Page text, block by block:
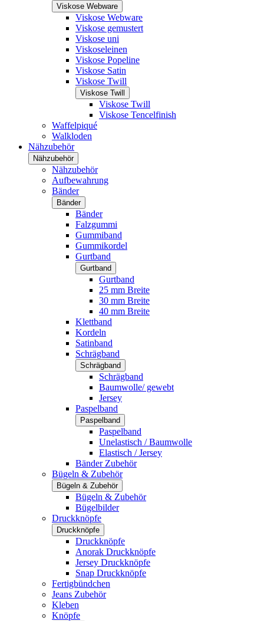
Viskose Webware
Viskose Webware
Viskose gemustert
Viskose uni
Viskoseleinen
Viskose Popeline
Viskose Satin
Viskose Twill
Viskose Twill
Viskose Twill
Viskose Tencelfinish
Waffelpiqué
Walkloden
Nähzubehör
Nähzubehör
Nähzubehör
Aufbewahrung
Bänder
Bänder
Bänder
Falzgummi
Gummiband
Gummikordel
Gurtband
Gurtband
Gurtband
25 mm Breite
30 mm Breite
40 mm Breite
Klettband
Kordeln
Satinband
Schrägband
Schrägband
Schrägband
Baumwolle/ gewebt
Jersey
Paspelband
Paspelband
Paspelband
Unelastisch / Baumwolle
Elastisch / Jersey
Bänder Zubehör
Bügeln & Zubehör
Bügeln & Zubehör
Bügeln & Zubehör
Bügelbilder
Druckknöpfe
Druckknöpfe
Druckknöpfe
Anorak Druckknöpfe
Jersey Druckknöpfe
Snap Druckknöpfe
Fertigbündchen
Jeans Zubehör
Kleben
Knöpfe